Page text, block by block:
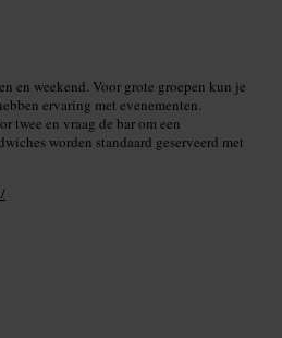
en weekend. Voor grote groepen kun je
ervaring met evenementen.
twee en vraag de bar om een
worden standaard geserveerd met